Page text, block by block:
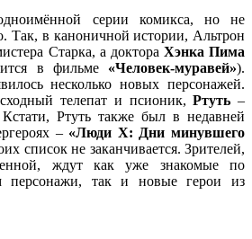
серии комикса, но не
Так, в каноничной истории, Альтрон
Старка, а доктора Хэнка Пима
в фильме «Человек-муравей»).
несколько новых персонажей.
телепат и псионик,Ртуть –
Ртуть также был в недавней
– «Люди Х: Дни минувшего
список не заканчивается. Зрителей,
ждут как уже знакомые по
персонажи, так и новые герои из